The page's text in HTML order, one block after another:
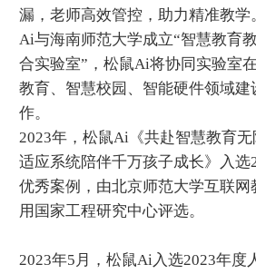
漏，老师高效管控，助力精准教学
Ai与海南师范大学成立“智慧教育
合实验室”，松鼠Ai将协同实验室
教育、智慧校园、智能硬件领域建
作。
2023年，松鼠Ai《共赴智慧教育
适应系统陪伴千万孩子成长》入选
优秀案例，由北京师范大学互联网
用国家工程研究中心评选。
2023年5月，松鼠Ai入选2023年度